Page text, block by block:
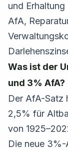
und Erhaltung
AfA,
Was ist der
und 3% AfA?
Der AfA-Satz
2,5% für
von
Die neue